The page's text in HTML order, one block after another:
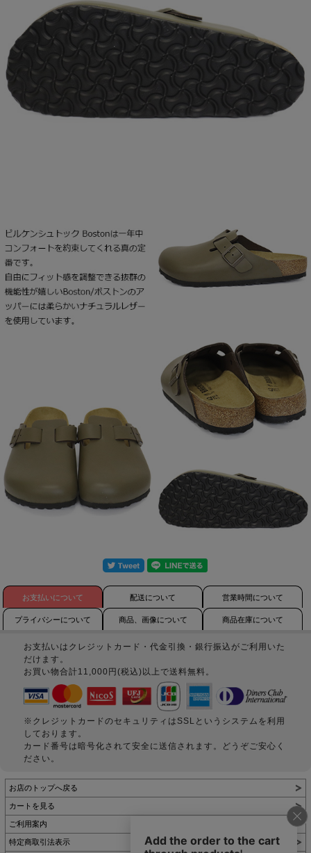
お支払いについて 配送について 営業時間について
プライバシーについて 商品、画像について 商品在庫について
お支払いはクレジットカード・代金引換・銀行振込がご利用いた
だけます。
お買い物合計11,000円(税込)以上で送料無料。
※クレジットカードのセキュリティはSSLというシステムを利用
しております。
カード番号は暗号化されて安全に送信されます。どうぞご安心く
ださい。
お店のトップへ戻る
カートを見る
ご利用案内
特定商取引法表示